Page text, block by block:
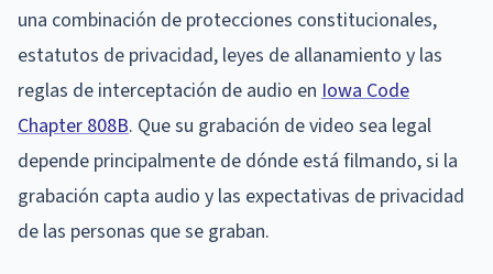
una combinación de protecciones constitucionales,
estatutos de privacidad, leyes de allanamiento y las
reglas de interceptación de audio en Iowa Code
Chapter 808B. Que su grabación de video sea legal
depende principalmente de dónde está filmando, si la
grabación capta audio y las expectativas de privacidad
de las personas que se graban.